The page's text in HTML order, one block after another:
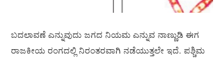
ಬದಲಾವಣೆ ಎನ್ನುವುದು ಜಗದ ನಿಯಮ ಎನ್ನುವ ನಾಣ್ಣುಡಿ ಈಗ
ರಾಜಕೀಯ ರಂಗದಲ್ಲಿ ನಿರಂತರವಾಗಿ ನಡೆಯುತ್ತಲೇ ಇದೆ. ಪಶ್ಚಿಮ